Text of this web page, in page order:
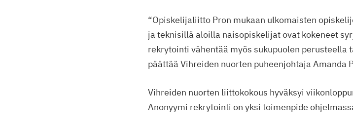
“Opiskelija­liitto Pron mukaan ulkomaisten
ja teknisillä aloilla naisopiskelijat ovat kokeneet
rekrytointi vähentää myös sukupuolen
päättää Vihreiden nuorten puheenjohtaja Amanda
Vihreiden nuorten liittokokous hyväksyi
Anonyymi rekrytointi on yksi toimenpide